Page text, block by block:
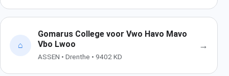
⌂
Gomarus College voor Vwo Havo Mavo
Vbo Lwoo
ASSEN • Drenthe • 9402 KD
→